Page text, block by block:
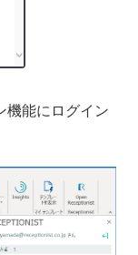
機能にログイン